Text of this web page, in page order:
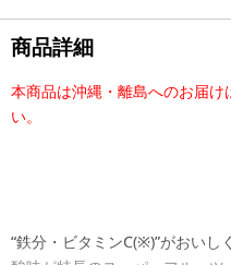
商品詳細
本商品は沖縄・離島へのお届
い。
“鉄分・ビタミンC(※)”がおいし